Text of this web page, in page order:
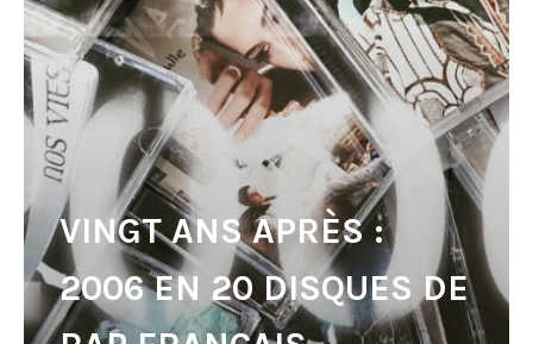
VINGT ANS APRÈS :
2006 EN 20 DISQUES DE